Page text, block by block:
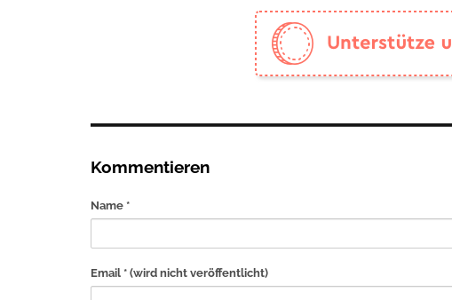
Kommentieren
Name *
Email * (wird nicht veröffentlicht)